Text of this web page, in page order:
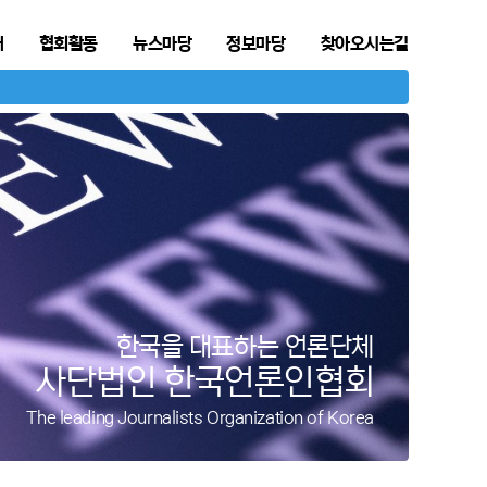
협회활동 뉴스마당 정보마당 찾아오시는길